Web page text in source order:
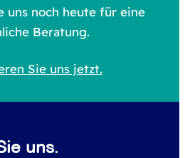
uns noch heute für eine
Beratung.
Sie uns jetzt.
uns.